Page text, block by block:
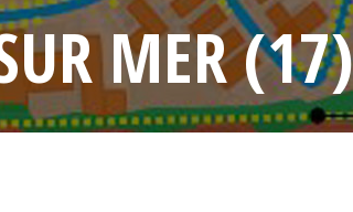
MER (17)